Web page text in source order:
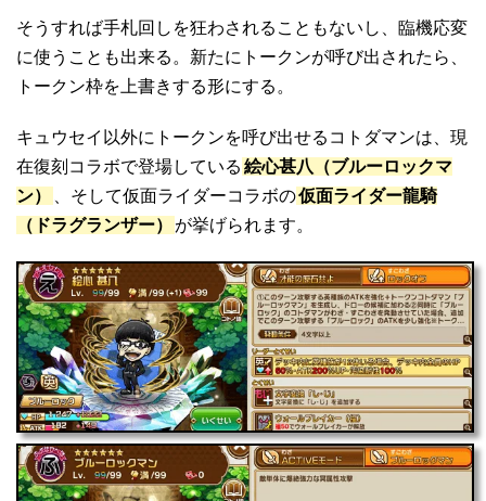
そうすれば手札回しを狂わされることもないし、臨機応変
に使うことも出来る。新たにトークンが呼び出されたら、
トークン枠を上書きする形にする。
キュウセイ以外にトークンを呼び出せるコトダマンは、現
在復刻コラボで登場している 絵心甚八（ブルーロックマ
ン）
、そして仮面ライダーコラボの仮面ライダー龍騎
（ドラグランザー）
が挙げられます。